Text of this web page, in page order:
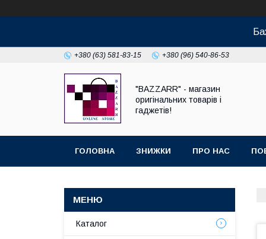
+380 (63) 581-83-15 +380 (96) 540-86-53
"BAZZARR" - магазин
оригінальних товарів і
гаджетів!
ГОЛОВНА ЗНИЖКИ ПРО НАС
Каталог